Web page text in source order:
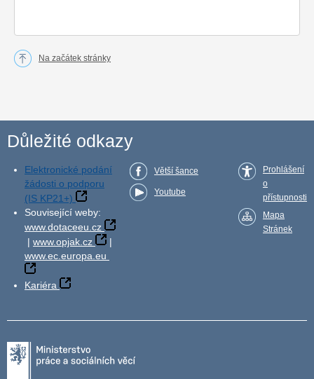
Na začátek stránky
Důležité odkazy
Elektronické podání
žádosti o podporu
(IS KP21+)
Související weby:
www.dotaceeu.cz
| www.opjak.cz
|
www.ec.europa.eu
Kariéra
Větší šance
Youtube
Prohlášení
o
přístupnosti
Mapa
Stránek